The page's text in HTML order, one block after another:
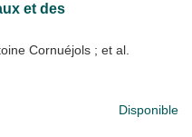
et des
Cornuéjols ; et al.
Disponible